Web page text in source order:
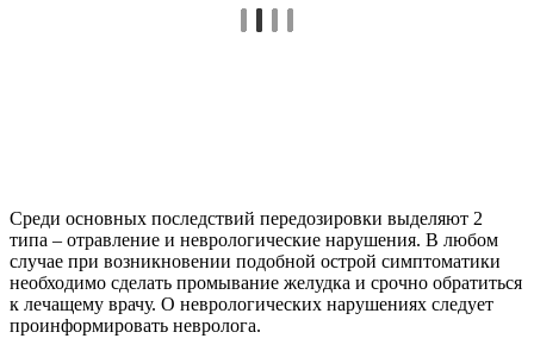
Среди основных последствий передозировки выделяют 2
типа – отравление и неврологические нарушения. В любом
случае при возникновении подобной острой симптоматики
необходимо сделать промывание желудка и срочно обратиться
к лечащему врачу. О неврологических нарушениях следует
проинформировать невролога.